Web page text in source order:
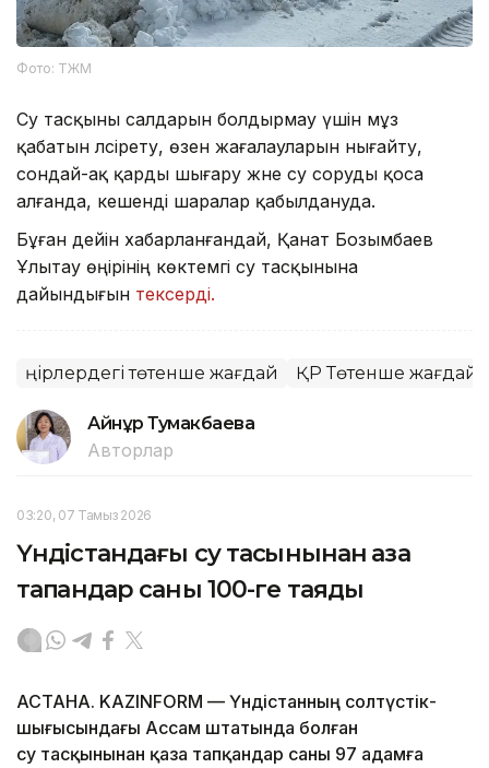
Фото: ТЖМ
Су тасқыны салдарын болдырмау үшін мұз
қабатын әлсірету, өзен жағалауларын нығайту,
сондай-ақ қарды шығару және су соруды қоса
алғанда, кешенді шаралар қабылдануда.
Бұған дейін хабарланғандай, Қанат Бозымбаев
Ұлытау өңірінің көктемгі су тасқынына
дайындығын тексерді.
Өңірлердегі төтенше жағдай ҚР Төтенше
Айнұр Тумакбаева
Авторлар
03:20, 07 Тамыз 2026
Үндістандағы су тасқынынан қаза
тапқандар саны 100-ге таяды
АСТАНА. KAZINFORM — Үндістанның солтүстік-
шығысындағы Ассам штатында болған
су тасқынынан қаза тапқандар саны 97 адамға